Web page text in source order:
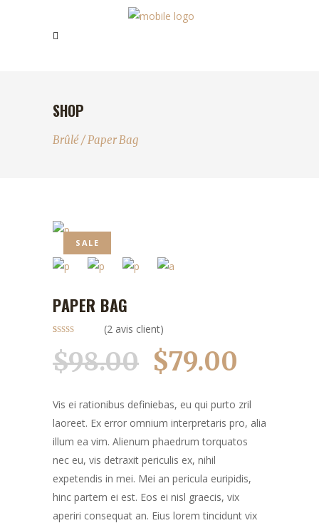
SHOP
Brûlé/Paper Bag
SALE
PAPER BAG
sur 5 basé
sur
notations
client
(2 avis client)
$98.00
Le
initial
était :
$98.00.
$79.00
actuel
est :
Vis ei rationibus definiebas, eu qui purto zril
laoreet. Ex error omnium interpretaris pro, alia
illum ea vim. Alienum phaedrum torquatos
nec eu, vis detraxit periculis ex, nihil
expetendis in mei. Mei an pericula euripidis,
hinc partem ei est. Eos ei nisl graecis, vix
aperiri consequat an. Eius lorem tincidunt vix